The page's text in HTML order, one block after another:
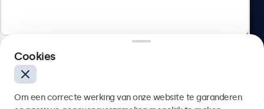
Polski
Wyślij
Cookies
Om een correcte werking van onze website te garanderen